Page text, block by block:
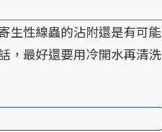
性線蟲的沾附還是有可能
，最好還要用冷開水再清洗